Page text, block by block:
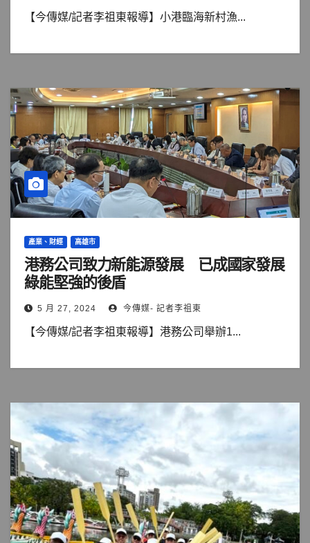
【今傳媒/記者李祖東報導】小港臨海新村漁...
產業、財經 高雄市
港務公司致力新能源發展 已成國家發展
綠能堅強的後盾
5 月 27, 2024 今傳媒- 記者李祖東
【今傳媒/記者李祖東報導】港務公司舉辦1...